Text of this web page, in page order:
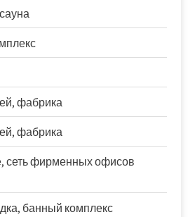
фабрика
фабрика
сеть фирменных офисов
банный комплекс